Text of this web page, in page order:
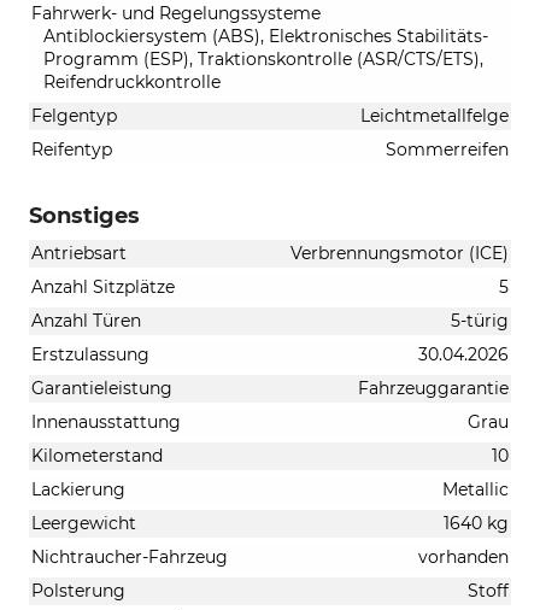
Fahrwerk- und Regelungssysteme
Antiblockiersystem (ABS), Elektronisches Stabilitäts-
Programm (ESP), Traktionskontrolle (ASR/CTS/ETS),
Reifendruckkontrolle
Felgentyp
Leichtmetallfelge
Reifentyp
Sommerreifen
Sonstiges
Antriebsart
Verbrennungsmotor (ICE)
Anzahl Sitzplätze
5
Anzahl Türen
5-türig
Erstzulassung
30.04.2026
Garantieleistung
Fahrzeuggarantie
Innenausstattung
Grau
Kilometerstand
10
Lackierung
Metallic
Leergewicht
1640 kg
Nichtraucher-Fahrzeug
vorhanden
Polsterung
Stoff